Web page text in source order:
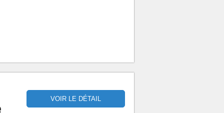
VOIR LE DÉTAIL